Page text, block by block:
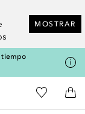
MOSTRAR
tiempo
HomeMi lista de
A